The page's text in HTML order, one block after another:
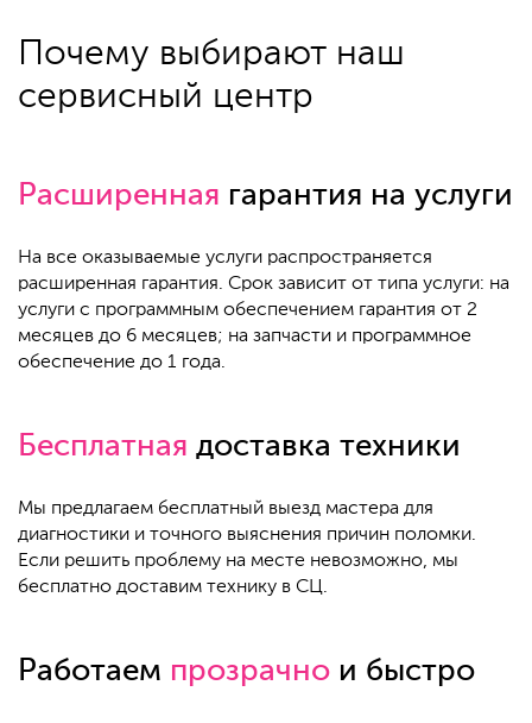
Почему выбирают наш
сервисный центр
Расширенная гарантия на услуги
На все оказываемые услуги распространяется
расширенная гарантия. Срок зависит от типа услуги: на
услуги с программным обеспечением гарантия от 2
месяцев до 6 месяцев; на запчасти и программное
обеспечение до 1 года.
Бесплатная доставка техники
Мы предлагаем бесплатный выезд мастера для
диагностики и точного выяснения причин поломки.
Если решить проблему на месте невозможно, мы
бесплатно доставим технику в СЦ.
Работаем прозрачно и быстро